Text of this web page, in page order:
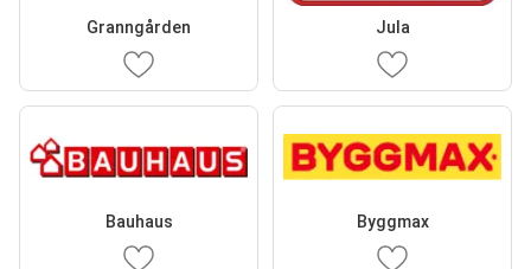
Granngården Jula
Bauhaus Byggmax